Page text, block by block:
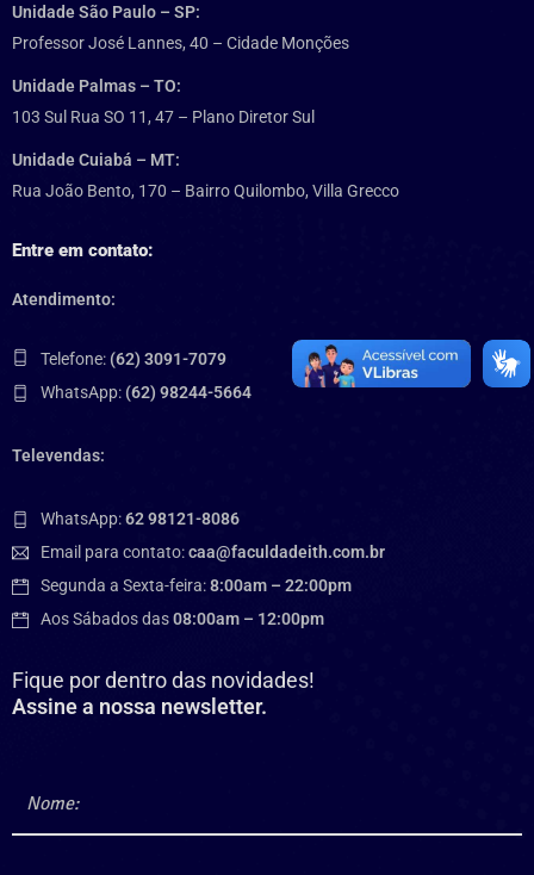
Unidade São Paulo – SP:
Professor José Lannes, 40 – Cidade Monções
Unidade Palmas – TO:
103 Sul Rua SO 11, 47 – Plano Diretor Sul
Unidade Cuiabá – MT:
Rua João Bento, 170 – Bairro Quilombo, Villa Grecco
Entre em contato:
Atendimento:
Telefone: (62) 3091-7079
WhatsApp: (62) 98244-5664
Televendas:
WhatsApp:62 98121-8086
Email para contato:caa@faculdadeith.com.br
Segunda a Sexta-feira:8:00am – 22:00pm
Aos Sábados das08:00am – 12:00pm
Fique por dentro das novidades!
Assine a nossa newsletter.